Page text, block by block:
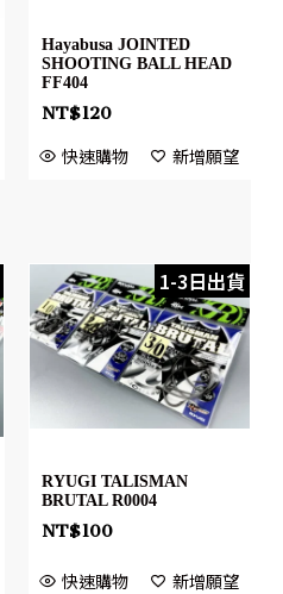
Hayabusa JOINTED
SHOOTING BALL HEAD
FF404
NT$120
快速購物 新增願望
1-3日出貨
RYUGI TALISMAN
BRUTAL R0004
NT$100
快速購物 新增願望